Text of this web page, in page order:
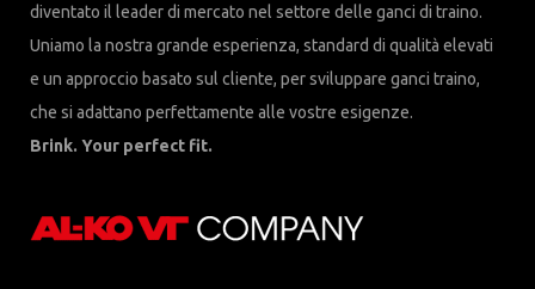
diventato il leader di mercato nel settore delle ganci di traino.
Uniamo la nostra grande esperienza, standard di qualità elevati
e un approccio basato sul cliente, per sviluppare ganci traino,
che si adattano perfettamente alle vostre esigenze.
Brink. Your perfect fit.